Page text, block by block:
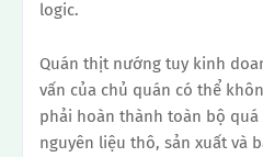
logic.
Quán thịt nướng tuy kinh
vấn của chủ quán có thể
phải hoàn thành toàn bộ
nguyên liệu thô, sản xuất và